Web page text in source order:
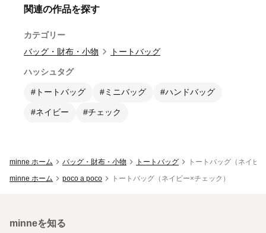
関連の作品を探す
カテゴリー
バッグ・財布・小物
トートバッグ
ハッシュタグ
#トートバッグ #ミニバッグ #ハンドバッグ
#ネイビー #チェック
minne ホーム バッグ・財布・小物 トートバッグ
トートバッグ（ネイビ
minne ホーム
poco a poco トートバッグ（ネイビー×チェック）
minneを知る